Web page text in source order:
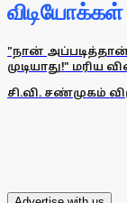
விடியோக்கள்
"நான்
முடியாது!"
சி.வி. சண்முகம்